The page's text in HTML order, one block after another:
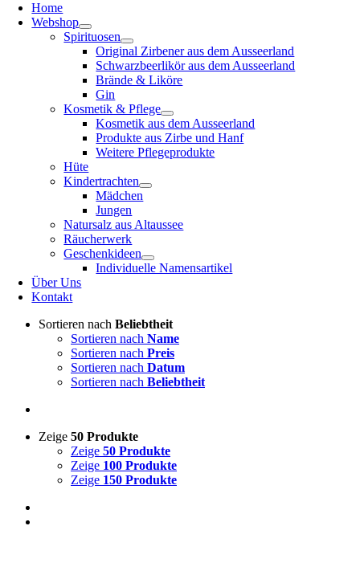
Home
Webshop
Spirituosen
Original Zirbener aus dem Ausseerland
Schwarzbeerlikör aus dem Ausseerland
Brände & Liköre
Gin
Kosmetik & Pflege
Kosmetik aus dem Ausseerland
Produkte aus Zirbe und Hanf
Weitere Pflegeprodukte
Hüte
Kindertrachten
Mädchen
Jungen
Natursalz aus Altaussee
Räucherwerk
Geschenkideen
Individuelle Namensartikel
Über Uns
Kontakt
Sortieren nach Beliebtheit
Sortieren nach Name
Sortieren nach Preis
Sortieren nach Datum
Sortieren nach Beliebtheit
Zeige 50 Produkte
Zeige 50 Produkte
Zeige 100 Produkte
Zeige 150 Produkte